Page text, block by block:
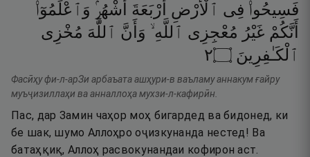
فَسِيحُوا۟ فِى ٱلْأَرْضِ أَرْبَعَةَ أَشْهُرٍۢ وَٱعْلَمُوٓا۟
أَنَّكُمْ غَيْرُ مُعْجِزِى ٱللَّهِ ۙ وَأَنَّ ٱللَّهَ مُخْزِى
ٱلْكَـٰفِرِينَ ۝٢
Фасӣҳу фи-л-арЗи арбаъата ашҳури-в ваъламу аннакум ғайру
муъҷизиллаҳи ва анналлоҳа мухзи-л-кафирӣн.
Пас, дар Замин чаҳор моҳ бигардед ва бидонед, ки
бе шак, шумо Аллоҳро оҷизкунанда нестед! Ва
батаҳқиқ, Аллоҳ расвокунандаи кофирон аст.